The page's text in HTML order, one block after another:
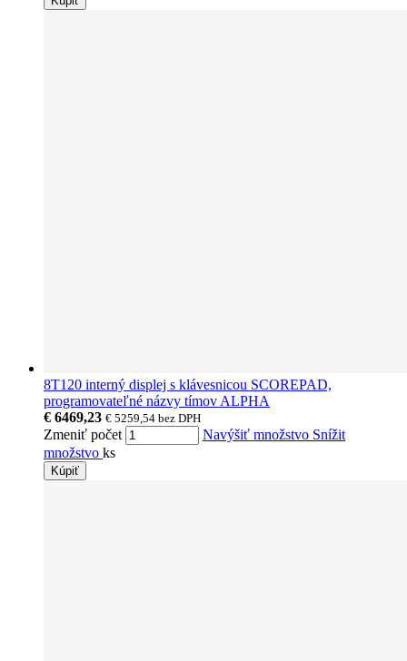
8T120 interný displej s klávesnicou SCOREPAD,
programovateľné názvy tímov ALPHA
€ 6469,23 € 5259,54 bez DPH
Zmeniť počet Navýšiť množstvo Snížit
množstvo ks
Kúpiť